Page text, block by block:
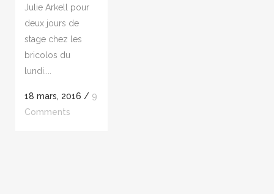
Julie Arkell pour
deux jours de
stage chez les
bricolos du
lundi....
18 mars, 2016 / 9
Comments